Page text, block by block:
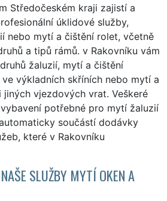
Středočeském kraji zajistí a
úklidové služby,
nebo mytí a čištění rolet, včetně
a tipů rámů. v Rakovníku vám
žaluzií, mytí a čištění
výkladních skříních nebo mytí a
vjezdových vrat. Veškeré
potřebné pro mytí žaluzií
součástí dodávky
které v Rakovníku
SLUŽBY MYTÍ OKEN A